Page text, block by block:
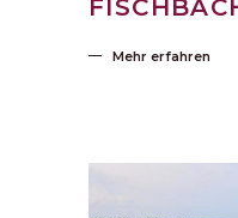
Mehr erfahren